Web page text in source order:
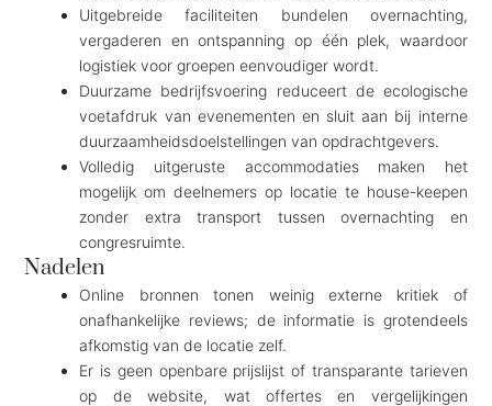
Uitgebreide faciliteiten bundelen overnachting,
vergaderen en ontspanning op één plek, waardoor
logistiek voor groepen eenvoudiger wordt.
Duurzame bedrijfsvoering reduceert de ecologische
voetafdruk van evenementen en sluit aan bij interne
duurzaamheidsdoelstellingen van opdrachtgevers.
Volledig uitgeruste accommodaties maken het
mogelijk om deelnemers op locatie te house-keepen
zonder extra transport tussen overnachting en
congresruimte.
Nadelen
Online bronnen tonen weinig externe kritiek of
onafhankelijke reviews; de informatie is grotendeels
afkomstig van de locatie zelf.
Er is geen openbare prijslijst of transparante tarieven
op de website, wat offertes en vergelijkingen